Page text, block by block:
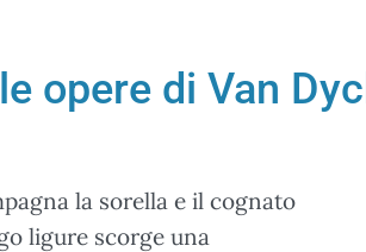
opere di Van
la sorella e il cognato
ligure scorge una